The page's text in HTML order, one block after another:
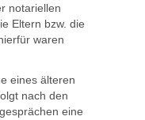
notariellen
Eltern bzw. die
waren
eines älteren
nach den
eine